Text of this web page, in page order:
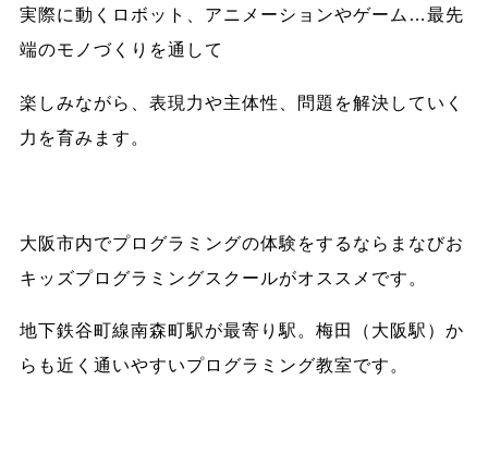
実際に動くロボット、アニメーションやゲーム…最先
端のモノづくりを通して
楽しみながら、表現力や主体性、問題を解決していく
力を育みます。
大阪市内でプログラミングの体験をするならまなびお
キッズプログラミングスクールがオススメです。
地下鉄谷町線南森町駅が最寄り駅。梅田（大阪駅）か
らも近く通いやすいプログラミング教室です。